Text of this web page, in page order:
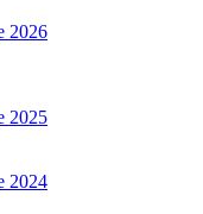
2026
2025
2024